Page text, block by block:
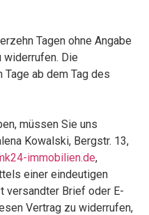
Tagen ohne Angabe
widerrufen. Die
ab dem Tag des
müssen Sie uns
Kowalski, Bergstr. 13,
immobilien.de,
einer eindeutigen
versandter Brief oder E-
Vertrag zu widerrufen,